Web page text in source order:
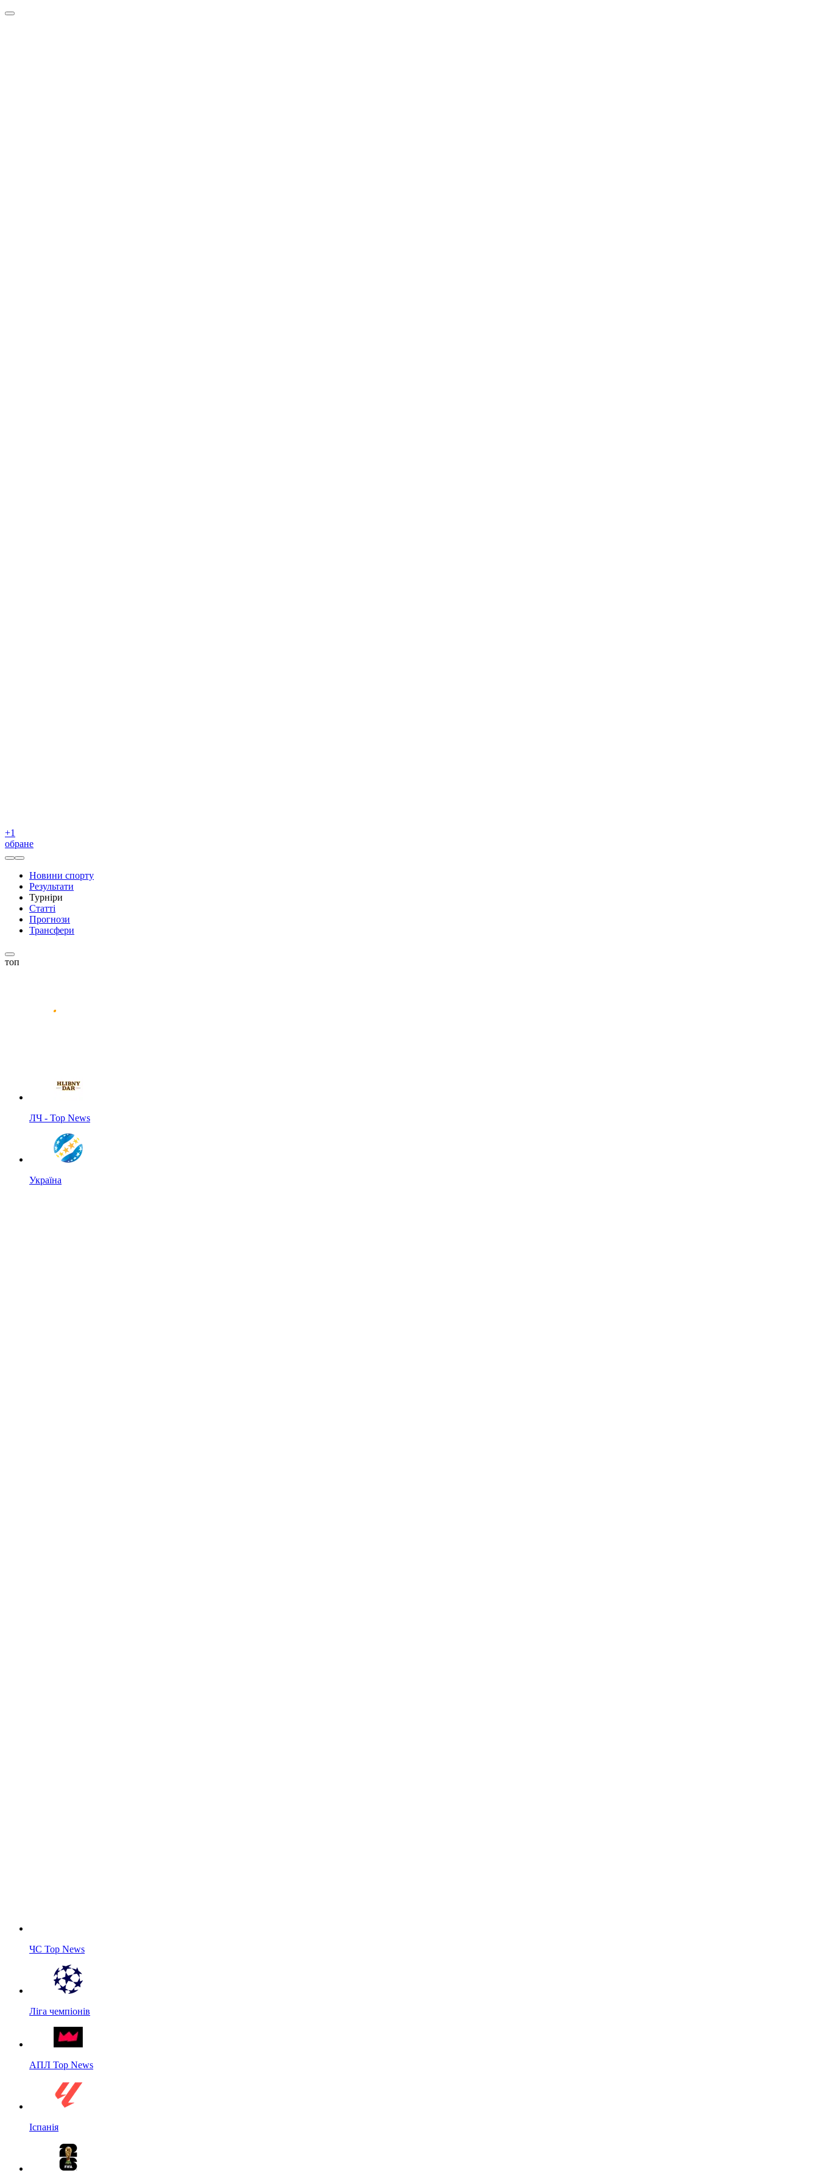
+1
обране
Новини спорту
Результати
Турніри
Статті
Прогнози
Трансфери
топ
ЛЧ - Top News
Україна
ЧС Top News
Ліга чемпіонів
АПЛ Top News
Іспанія